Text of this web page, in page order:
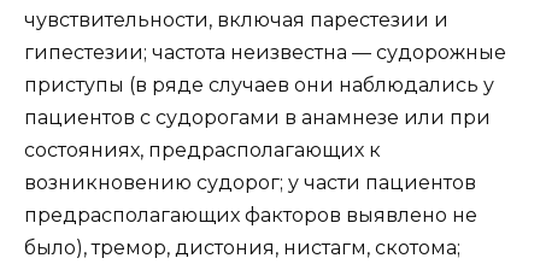
чувствительности, включая парестезии и
гипестезии; частота неизвестна — судорожные
приступы (в ряде случаев они наблюдались у
пациентов с судорогами в анамнезе или при
состояниях, предрасполагающих к
возникновению судорог; у части пациентов
предрасполагающих факторов выявлено не
было), тремор, дистония, нистагм, скотома;